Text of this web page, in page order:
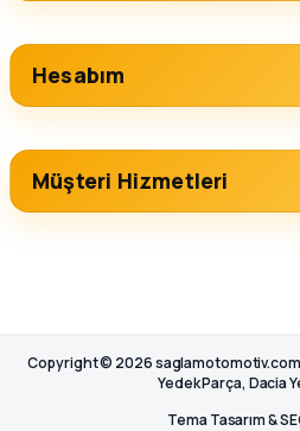
Hesabım
Müşteri Hizmetleri
Copyright © 2026 saglamotomotiv.com,
Yedek Parça, Dacia
Tema Tasarım &